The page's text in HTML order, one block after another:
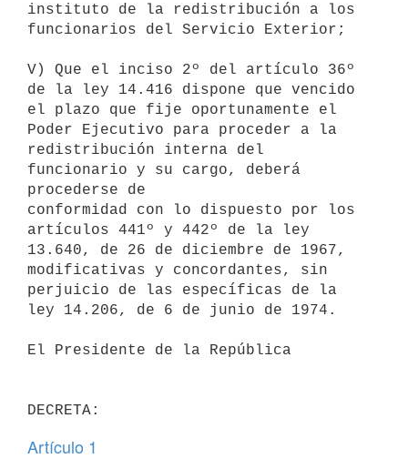
instituto de la redistribución a los
funcionarios del Servicio Exterior;
V) Que el inciso 2º del artículo 36º
de la ley 14.416 dispone que vencido
el plazo que fije oportunamente el
Poder Ejecutivo para proceder a la
redistribución interna del
funcionario y su cargo, deberá
procederse de
conformidad con lo dispuesto por los
artículos 441º y 442º de la ley
13.640, de 26 de diciembre de 1967,
modificativas y concordantes, sin
perjuicio de las específicas de la
ley 14.206, de 6 de junio de 1974.
El Presidente de la República
Artículo 1